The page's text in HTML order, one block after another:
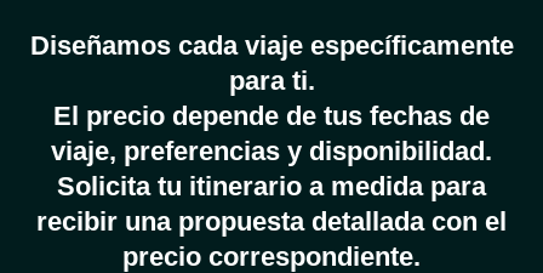
Diseñamos cada viaje específicamente
para ti.
El precio depende de tus fechas de
viaje, preferencias y disponibilidad.
Solicita tu itinerario a medida para
recibir una propuesta detallada con el
precio correspondiente.